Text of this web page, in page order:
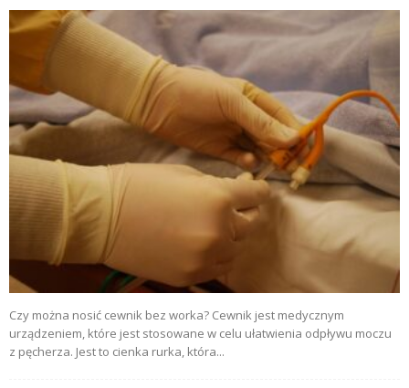
Czy można nosić cewnik bez worka? Cewnik jest medycznym
urządzeniem, które jest stosowane w celu ułatwienia odpływu moczu
z pęcherza. Jest to cienka rurka, która...